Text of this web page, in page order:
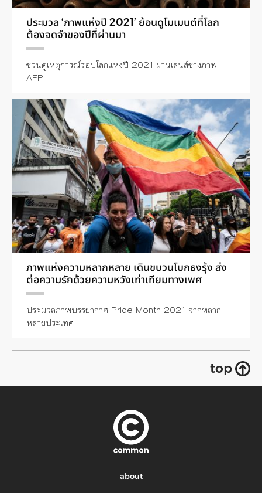
ประมวล ‘ภาพแห่งปี 2021’ ย้อนดูโมเมนต์ที่โลก
ต้องจดจำของปีที่ผ่านมา
ชวนดูเหตุการณ์รอบโลกแห่งปี 2021 ผ่านเลนส์ช่างภาพ
AFP
ภาพแห่งความหลากหลาย เดินขบวนโบกธงรุ้ง ส่ง
ต่อความรักด้วยความหวังเท่าเทียมทางเพศ
ประมวลภาพบรรยากาศ Pride Month 2021 จากหลาก
หลายประเทศ
top
about